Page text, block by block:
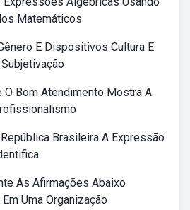
Matemáticos
E Dispositivos Cultura E
O Bom Atendimento Mostra A
Brasileira A Expressão
As Afirmações Abaixo
Uma Organização